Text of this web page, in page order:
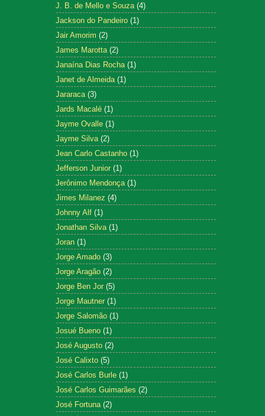
J. B. de Mello e Souza (4)
Jackson do Pandeiro (1)
Jair Amorim (2)
James Marotta (2)
Janaína Dias Rocha (1)
Janet de Almeida (1)
Jararaca (3)
Jards Macalé (1)
Jayme Ovalle (1)
Jayme Silva (2)
Jean Carlo Castanho (1)
Jefferson Junior (1)
Jerônimo Mendonça (1)
Jimes Milanez (4)
Johnny Alf (1)
Jonathan Silva (1)
Joran (1)
Jorge Amado (3)
Jorge Aragão (2)
Jorge Ben Jor (5)
Jorge Mautner (1)
Jorge Salomão (1)
Josué Bueno (1)
José Augusto (2)
José Calixto (5)
José Carlos Burle (1)
José Carlos Guimarães (2)
José Fortuna (2)